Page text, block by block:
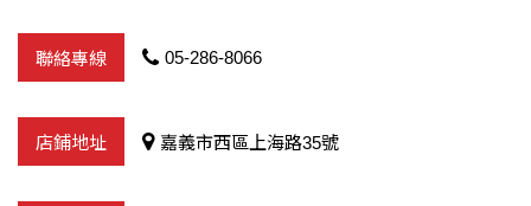
05-286-8066
嘉義市西區上海路35號